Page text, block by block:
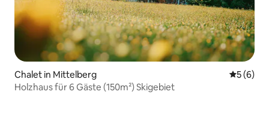
Chalet in Mittelberg
5 (6)
Holzhaus für 6 Gäste (150m²) Skigebiet